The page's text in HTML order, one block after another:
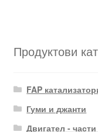
Продуктови
FAP
Гуми и джанти
Двигател -